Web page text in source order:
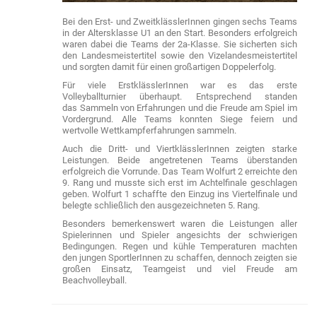
Bei den Erst- und ZweitklässlerInnen gingen sechs Teams
in der Altersklasse U1 an den Start. Besonders erfolgreich
waren dabei die Teams der 2a-Klasse. Sie sicherten sich
den Landesmeistertitel sowie den Vizelandesmeistertitel
und sorgten damit für einen großartigen Doppelerfolg.
Für viele ErstklässlerInnen war es das erste
Volleyballturnier überhaupt. Entsprechend standen
das Sammeln von Erfahrungen und die Freude am Spiel im
Vordergrund. Alle Teams konnten Siege feiern und
wertvolle Wettkampferfahrungen sammeln.
Auch die Dritt- und ViertklässlerInnen zeigten starke
Leistungen. Beide angetretenen Teams überstanden
erfolgreich die Vorrunde. Das Team Wolfurt 2 erreichte den
9. Rang und musste sich erst im Achtelfinale geschlagen
geben. Wolfurt 1 schaffte den Einzug ins Viertelfinale und
belegte schließlich den ausgezeichneten 5. Rang.
Besonders bemerkenswert waren die Leistungen aller
Spielerinnen und Spieler angesichts der schwierigen
Bedingungen. Regen und kühle Temperaturen machten
den jungen SportlerInnen zu schaffen, dennoch zeigten sie
großen Einsatz, Teamgeist und viel Freude am
Beachvolleyball.